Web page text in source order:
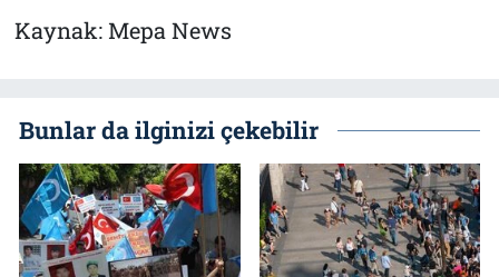
Kaynak: Mepa News
Bunlar da ilginizi çekebilir